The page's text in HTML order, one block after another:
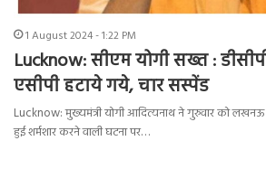
1 August 2024 - 1:22 PM
Lucknow: सीएम योगी सख्त :
एसीपी हटाये गये, चार सस्पेंड
Lucknow: मुख्यमंत्री योगी आदित्यनाथ ने गुरुवार को
हुई शर्मशार करने वाली घटना पर…